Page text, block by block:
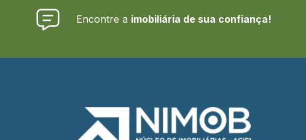
Encontre a imobiliária de sua confiança!